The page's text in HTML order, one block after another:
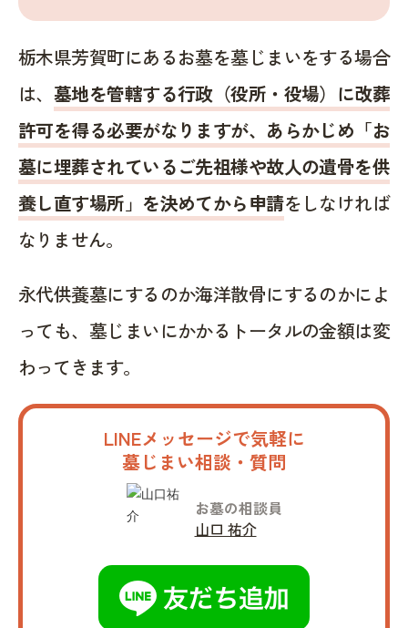
栃木県芳賀町にあるお墓を墓じまいをする場合
は、 墓地を管轄する行政（役所・役場）に改葬
許可を得る必要がなりますが、あらかじめ「お
墓に埋葬されているご先祖様や故人の遺骨を供
養し直す場所」を決めてから申請をしなければ
なりません。
永代供養墓にするのか海洋散骨にするのかによ
っても、墓じまいにかかるトータルの金額は変
わってきます。
LINEメッセージで気軽に
墓じまい相談・質問
お墓の相談員
山口 祐介